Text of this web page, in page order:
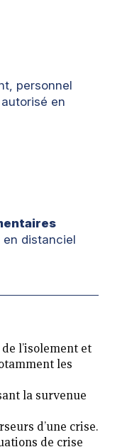
personnel
en
en distanciel
l’isolement et
les
la survenue
d’une crise.
de crise